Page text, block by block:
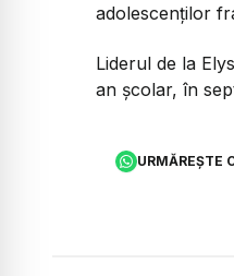
adolescenților
Liderul de la
an școlar, în
URMĂREȘTE